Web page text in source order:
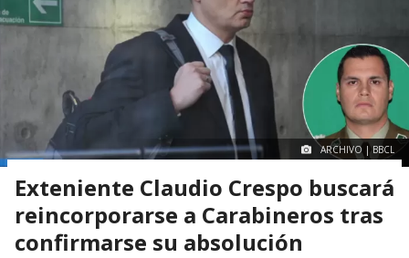
ARCHIVO | BBCL
Exteniente Claudio Crespo buscará
reincorporarse a Carabineros tras
confirmarse su absolución